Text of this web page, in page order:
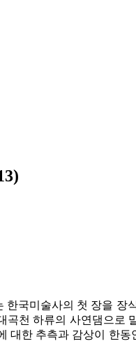
국미술사의 첫 장을 장
천 하류의 사연댐으로
한 추측과 감상이 한동